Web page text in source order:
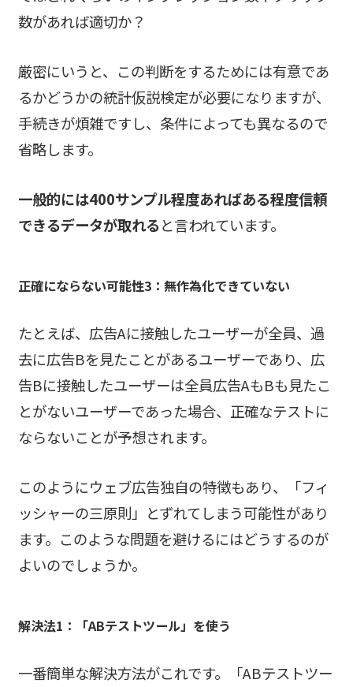
数があれば適切か？
厳密にいうと、この判断をするためには有意であ
るかどうかの統計仮説検定が必要になりますが、
手続きが煩雑ですし、条件によっても異なるので
省略します。
一般的には400サンプル程度あればある程度信頼
できるデータが取れると言われています。
正確にならない可能性3：無作為化できていない
たとえば、広告Aに接触したユーザーが全員、過
去に広告Bを見たことがあるユーザーであり、広
告Bに接触したユーザーは全員広告AもBも見たこ
とがないユーザーであった場合、正確なテストに
ならないことが予想されます。
このようにウェブ広告独自の特徴もあり、「フィ
ッシャーの三原則」とずれてしまう可能性があり
ます。このような問題を避けるにはどうするのが
よいのでしょうか。
解決法1：「ABテストツール」を使う
一番簡単な解決方法がこれです。「ABテストツー